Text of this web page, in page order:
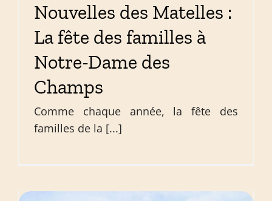
Nouvelles des Matelles :
La fête des familles à
Notre-Dame des
Champs
Comme chaque année, la fête des
familles de la [...]